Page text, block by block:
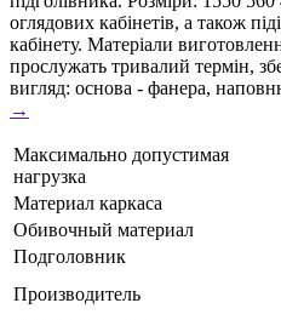
оглядових кабінетів, а також
кабінету. Матеріали
прослужать тривалий термін,
вигляд: основа - фанера,
→
Максимально допустимая
нагрузка
Материал каркаса
Обивочный материал
Подголовник
Производитель